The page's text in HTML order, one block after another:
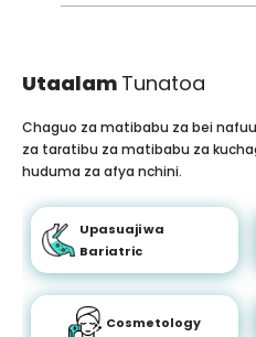
Utaalam Tunatoa
Chaguo za matibabu za bei
za taratibu za matibabu za
huduma za afya nchini.
Upasuaji wa
Bariatric
Cosmetology